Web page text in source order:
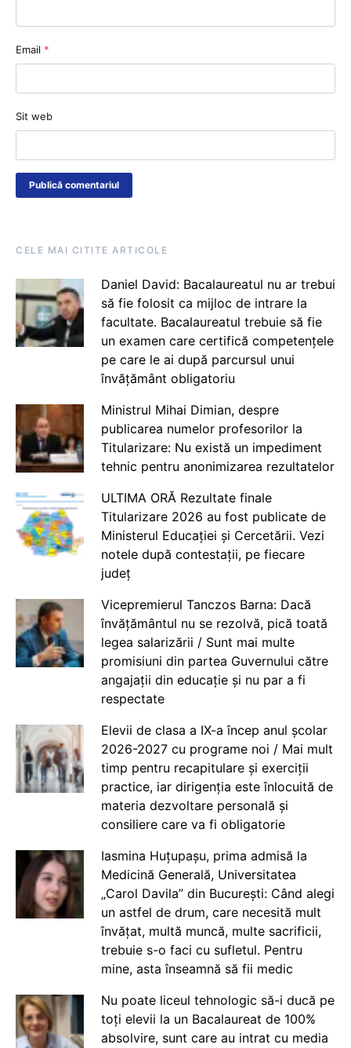
Email *
Sit web
CELE MAI CITITE ARTICOLE
Daniel David: Bacalaureatul nu ar trebui
să fie folosit ca mijloc de intrare la
facultate. Bacalaureatul trebuie să fie
un examen care certifică competențele
pe care le ai după parcursul unui
învățământ obligatoriu
Ministrul Mihai Dimian, despre
publicarea numelor profesorilor la
Titularizare: Nu există un impediment
tehnic pentru anonimizarea rezultatelor
ULTIMA ORĂ Rezultate finale
Titularizare 2026 au fost publicate de
Ministerul Educației și Cercetării. Vezi
notele după contestații, pe fiecare
județ
Vicepremierul Tanczos Barna: Dacă
învățământul nu se rezolvă, pică toată
legea salarizării / Sunt mai multe
promisiuni din partea Guvernului către
angajații din educație și nu par a fi
respectate
Elevii de clasa a IX-a încep anul școlar
2026-2027 cu programe noi / Mai mult
timp pentru recapitulare și exerciții
practice, iar dirigenția este înlocuită de
materia dezvoltare personală și
consiliere care va fi obligatorie
Iasmina Huțupașu, prima admisă la
Medicină Generală, Universitatea
„Carol Davila” din București: Când alegi
un astfel de drum, care necesită mult
învățat, multă muncă, multe sacrificii,
trebuie s-o faci cu sufletul. Pentru
mine, asta înseamnă să fii medic
Nu poate liceul tehnologic să-i ducă pe
toți elevii la un Bacalaureat de 100%
absolvire, sunt care au intrat cu media